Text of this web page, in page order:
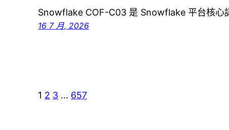
Snowflake COF-C03 是 Snowflake 平台核
16 7 月, 2026
1 2 3 … 657